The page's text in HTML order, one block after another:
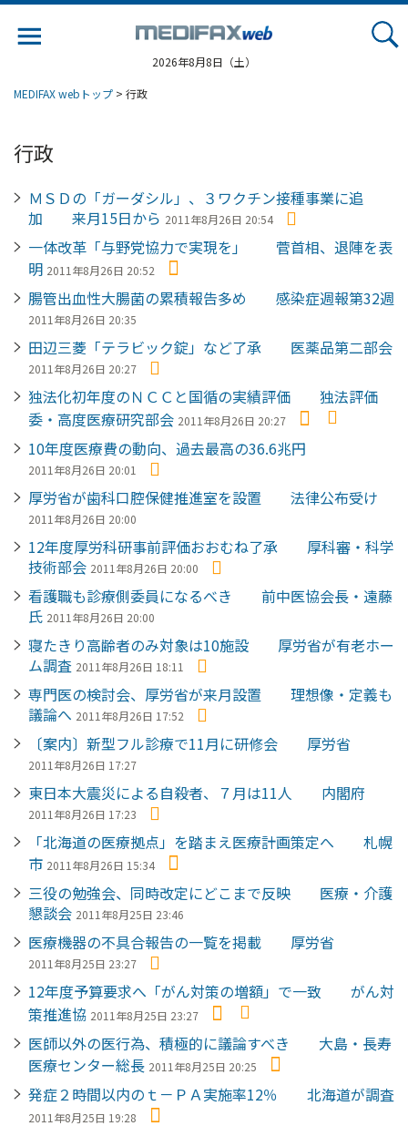
2026年8月8日（土）
MEDIFAX webトップ > 行政
行政
ＭＳＤの「ガーダシル」、３ワクチン接種事業に追
加 来月15日から 2011年8月26日 20:54
一体改革「与野党協力で実現を」 菅首相、退陣を表
明 2011年8月26日 20:52
腸管出血性大腸菌の累積報告多め 感染症週報第32週
2011年8月26日 20:35
田辺三菱「テラビック錠」など了承 医薬品第二部会
2011年8月26日 20:27
独法化初年度のＮＣＣと国循の実績評価 独法評価
委・高度医療研究部会 2011年8月26日 20:27
10年度医療費の動向、過去最高の36.6兆円
2011年8月26日 20:01
厚労省が歯科口腔保健推進室を設置 法律公布受け
2011年8月26日 20:00
12年度厚労科研事前評価おおむね了承 厚科審・科学
技術部会 2011年8月26日 20:00
看護職も診療側委員になるべき 前中医協会長・遠藤
氏 2011年8月26日 20:00
寝たきり高齢者のみ対象は10施設 厚労省が有老ホー
ム調査 2011年8月26日 18:11
専門医の検討会、厚労省が来月設置 理想像・定義も
議論へ 2011年8月26日 17:52
〔案内〕新型フル診療で11月に研修会 厚労省
2011年8月26日 17:27
東日本大震災による自殺者、７月は11人 内閣府
2011年8月26日 17:23
「北海道の医療拠点」を踏まえ医療計画策定へ 札幌
市 2011年8月26日 15:34
三役の勉強会、同時改定にどこまで反映 医療・介護
懇談会 2011年8月25日 23:46
医療機器の不具合報告の一覧を掲載 厚労省
2011年8月25日 23:27
12年度予算要求へ「がん対策の増額」で一致 がん対
策推進協 2011年8月25日 23:27
医師以外の医行為、積極的に議論すべき 大島・長寿
医療センター総長 2011年8月25日 20:25
発症２時間以内のｔ－ＰＡ実施率12％ 北海道が調査
2011年8月25日 19:28